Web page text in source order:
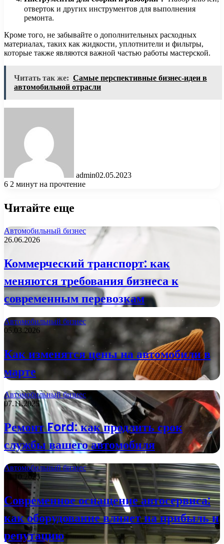
отверток и других инструментов для выполнения
ремонта.
Кроме того, не забывайте о дополнительных расходных
материалах, таких как жидкости, уплотнители и фильтры,
которые также являются важной частью работы мастерской.
Читать так же: Самые перспективные бизнес-идеи в
автомобильной отрасли
admin02.05.2023
6 2 минут на прочтение
Читайте еще
Автомобильный бизнес
26.06.2026
Коммерческий транспорт: как
меняются требования бизнеса к
современным перевозкам
Автомобильный бизнес
05.03.2026
Как изменятся цены на автомобили в
марте
Автомобильный бизнес
07.11.2025
Ремонт Ford: как продлить срок
службы вашего автомобиля
Автомобильный бизнес
02.10.2025
Современное оснащение автосервиса:
как оборудование влияет на прибыль и
репутацию